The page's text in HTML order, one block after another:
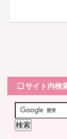
❏ サイト内検